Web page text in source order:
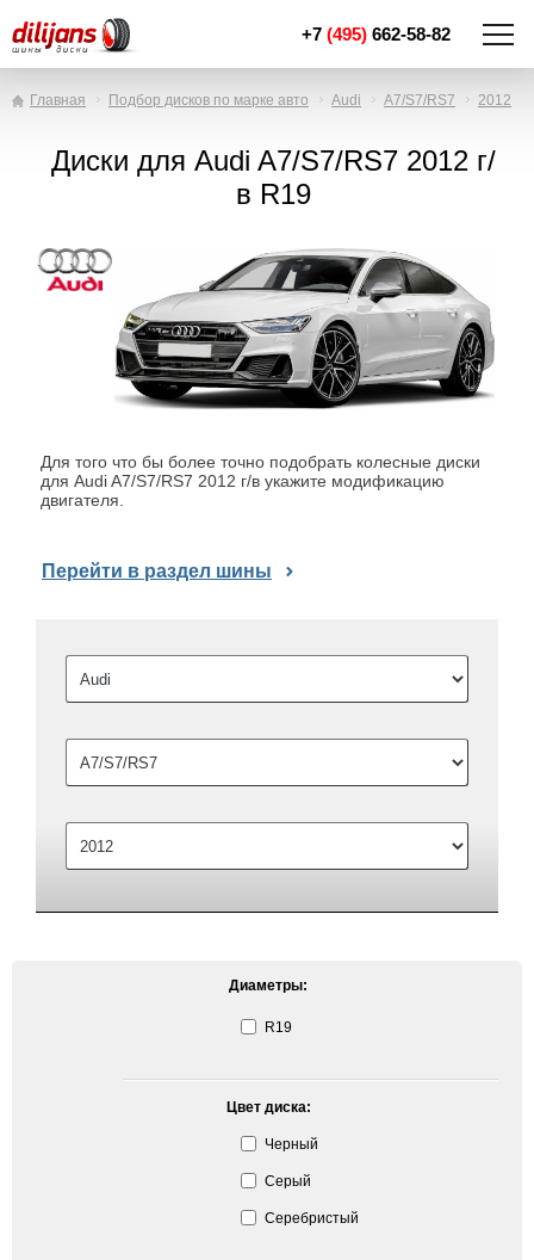
+7 (495) 662-58-82
Главная Подбор дисков по марке авто Audi A7/S7/RS7 2012
Диски для Audi A7/S7/RS7 2012 г/
в R19
Для того что бы более точно подобрать колесные диски
для Audi A7/S7/RS7 2012 г/в укажите модификацию
двигателя.
Перейти в раздел шины
Диаметры:
R19
Цвет диска:
Черный
Серый
Серебристый